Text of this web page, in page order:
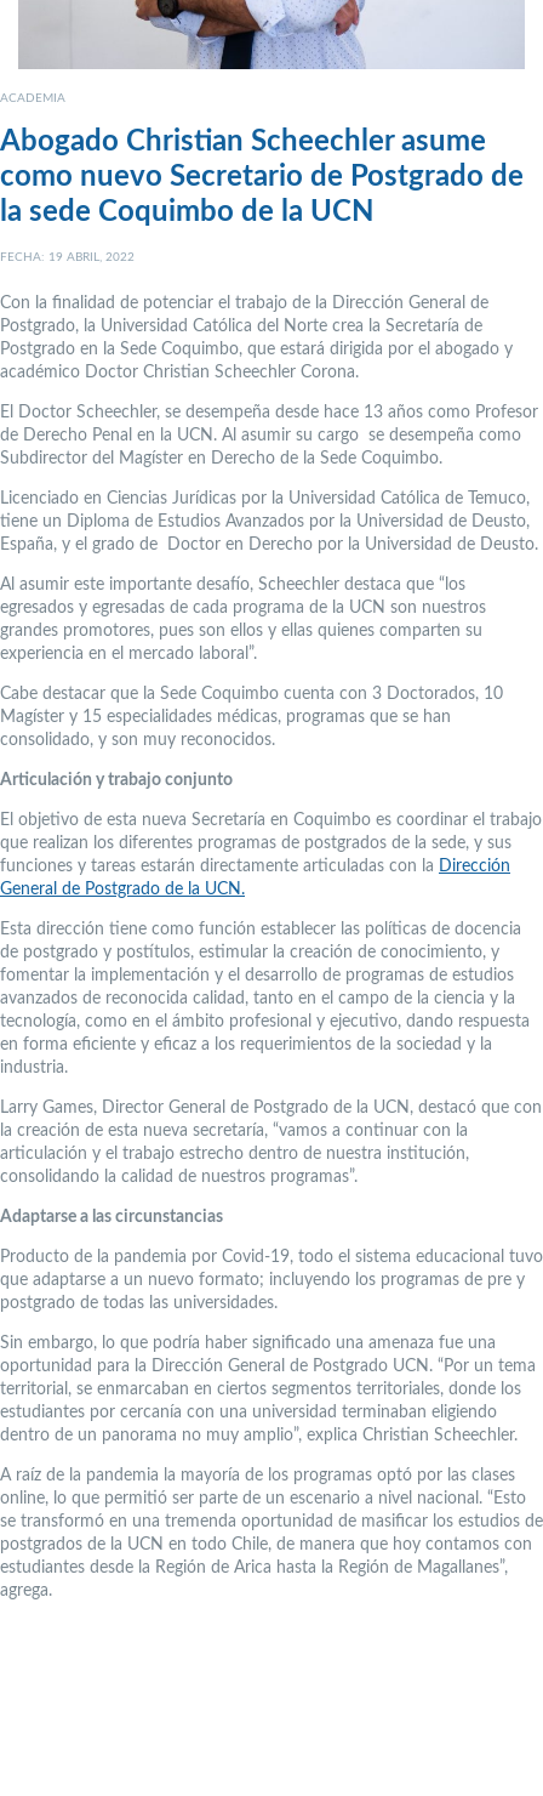
ACADEMIA
Abogado Christian Scheechler asume
como nuevo Secretario de Postgrado de
la sede Coquimbo de la UCN
FECHA: 19 ABRIL, 2022
Con la finalidad de potenciar el trabajo de la Dirección General de
Postgrado, la Universidad Católica del Norte crea la Secretaría de
Postgrado en la Sede Coquimbo, que estará dirigida por el abogado y
académico Doctor Christian Scheechler Corona.
El Doctor Scheechler, se desempeña desde hace 13 años como Profesor
de Derecho Penal en la UCN. Al asumir su cargo se desempeña como
Subdirector del Magíster en Derecho de la Sede Coquimbo.
Licenciado en Ciencias Jurídicas por la Universidad Católica de Temuco,
tiene un Diploma de Estudios Avanzados por la Universidad de Deusto,
España, y el grado de Doctor en Derecho por la Universidad de Deusto.
Al asumir este importante desafío, Scheechler destaca que “los
egresados y egresadas de cada programa de la UCN son nuestros
grandes promotores, pues son ellos y ellas quienes comparten su
experiencia en el mercado laboral”.
Cabe destacar que la Sede Coquimbo cuenta con 3 Doctorados, 10
Magíster y 15 especialidades médicas, programas que se han
consolidado, y son muy reconocidos.
Articulación y trabajo conjunto
El objetivo de esta nueva Secretaría en Coquimbo es coordinar el trabajo
que realizan los diferentes programas de postgrados de la sede, y sus
funciones y tareas estarán directamente articuladas con la
Dirección
General de Postgrado de la UCN.
Esta dirección tiene como función establecer las políticas de docencia
de postgrado y postítulos, estimular la creación de conocimiento, y
fomentar la implementación y el desarrollo de programas de estudios
avanzados de reconocida calidad, tanto en el campo de la ciencia y la
tecnología, como en el ámbito profesional y ejecutivo, dando respuesta
en forma eficiente y eficaz a los requerimientos de la sociedad y la
industria.
Larry Games, Director General de Postgrado de la UCN, destacó que con
la creación de esta nueva secretaría, “vamos a continuar con la
articulación y el trabajo estrecho dentro de nuestra institución,
consolidando la calidad de nuestros programas”.
Adaptarse a las circunstancias
Producto de la pandemia por Covid-19, todo el sistema educacional tuvo
que adaptarse a un nuevo formato; incluyendo los programas de pre y
postgrado de todas las universidades.
Sin embargo, lo que podría haber significado una amenaza fue una
oportunidad para la Dirección General de Postgrado UCN. “Por un tema
territorial, se enmarcaban en ciertos segmentos territoriales, donde los
estudiantes por cercanía con una universidad terminaban eligiendo
dentro de un panorama no muy amplio”, explica Christian Scheechler.
A raíz de la pandemia la mayoría de los programas optó por las clases
online, lo que permitió ser parte de un escenario a nivel nacional. “Esto
se transformó en una tremenda oportunidad de masificar los estudios de
postgrados de la UCN en todo Chile, de manera que hoy contamos con
estudiantes desde la Región de Arica hasta la Región de Magallanes”,
agrega.